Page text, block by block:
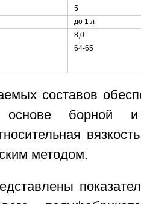
5
до 1 л
8,0
64-65
составов
борной и
методом.